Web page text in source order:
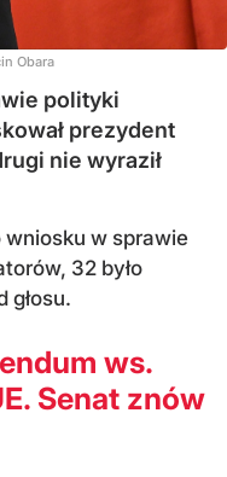
Obara
polityki
prezydent
nie wyraził
w sprawie
32 było
głosu.
ws.
Senat znów